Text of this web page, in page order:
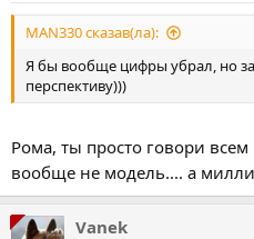
MAN330 сказав(ла):
Я бы вообще цифры убрал, но
перспективу)))
Рома, ты просто говори
вообще не модель.... а
Vanek